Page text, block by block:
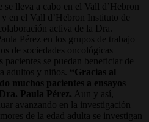
lleva a cabo en el Vall d’Hebron
en el Vall d’Hebron Instituto de
activa de la Dra.
Pérez en los grupos de trabajo
de sociedades oncológicas
pacientes se puedan beneficiar de
adultos y niños. “Gracias al
muchos pacientes a ensayos
Paula Pérez. Aun y así,
avanzando en la investigación
de la edad adulta se investigan